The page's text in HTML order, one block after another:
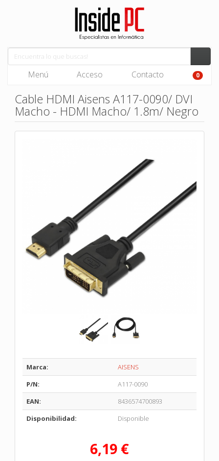
Menú Acceso Contacto 0
Cable HDMI Aisens A117-0090/ DVI
Macho - HDMI Macho/ 1.8m/ Negro
Marca:
AISENS
P/N:
A117-0090
EAN:
8436574700893
Disponibilidad:
Disponible
6,19 €